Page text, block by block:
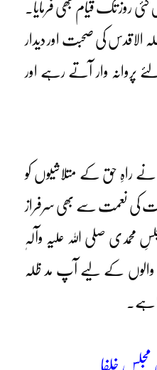
روز تک قیام بھی فرمایا۔
الاقدس کی صحبت اور دیدار
وار آتے رہے اور
نے راہِ حق کے متلاشیوں کو
کی نعمت سے بھی سرفراز
محمدی صلی اللہ علیہ وآلہٖ
والوں کے لیے آپ مد ظلہ
ہے۔
خلفا